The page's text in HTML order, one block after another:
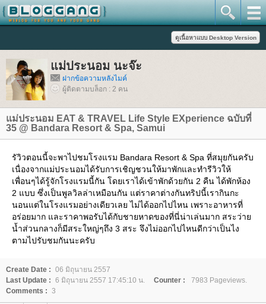
ม่ประนอม นะจ๊ะ
ฝากข้อความหลังไมค์
ผู้ติดตามบล็อก : 2 คน
ม่ประนอม EAT & TRAVEL Life Style EXperience ฉบับที่
35 @ Bandara Resort & Spa, Samui
รัวิวตอนนี้จะพาไปชมโรงแรม Bandara Resort & Spa ที่สมุยกันครับ
เนื่องจากแม่ประนอมได้รับการเชิญชวนให้มาพักและทำรีวิวให้
เพื่อนๆได้รู้จักโรงแรมนี้กัน โดยเราได้เข้าพักด้วยกัน 2 คืน ได้พักห้อง
2 แบบ ซึ่งเป็นพูลวิลล่าเหมือนกัน แต่ราคาต่างกันทริปนี้เรากินกะ
นอนแต่ในโรงแรมอย่างเดียวเลย ไม่ได้ออกไปไหน เพราะอาหารที่
อร่อยมาก และราคาพอรับได้กับชายหาดของที่นี่น่าเล่นมาก สระว่า
น้ำส่วนกลางก็มีสระใหญ่ๆถึง 3 สระ จึงไม่ออกไปไหนดีกว่าเป็นไง
ตามไปรับชมกันนะครับ
Create Date : 06 มิถุนายน 2557
Last Update : 6 มิถุนายน 2557 17:45:10 น. Counter :
7983 Pageviews.
Comments : 3